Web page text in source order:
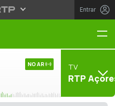
Entrar
NO AR TV
RTP